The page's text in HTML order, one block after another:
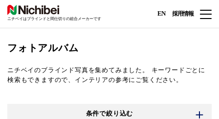
ニチベイはブラインドと間仕切りの総合メーカーです
EN 採用情報
フォトアルバム
ニチベイのブラインド写真を集めてみました。
キーワードごとに
検索もできますので、インテリアの参考にご覧ください。
条件で絞り込む